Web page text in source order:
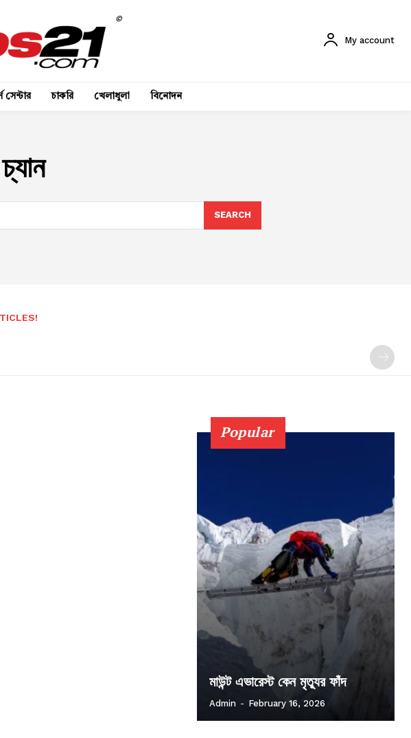
©
My account
সেন্টার চাকরি খেলাধুলা বিনোদন
SEARCH
Popular
মাউন্ট এভারেস্ট কেন মৃত্যুর ফাঁদ
Admin - February 16, 2026